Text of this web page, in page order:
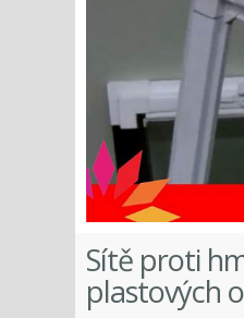
Sítě proti
plastových